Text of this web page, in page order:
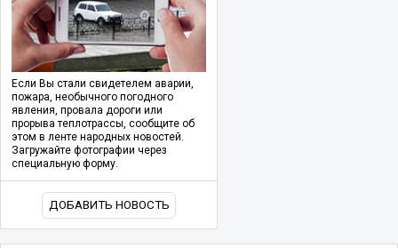
Если Вы стали свидетелем аварии,
пожара, необычного погодного
явления, провала дороги или
прорыва теплотрассы, сообщите об
этом в ленте народных новостей.
Загружайте фотографии через
специальную форму.
ДОБАВИТЬ НОВОСТЬ